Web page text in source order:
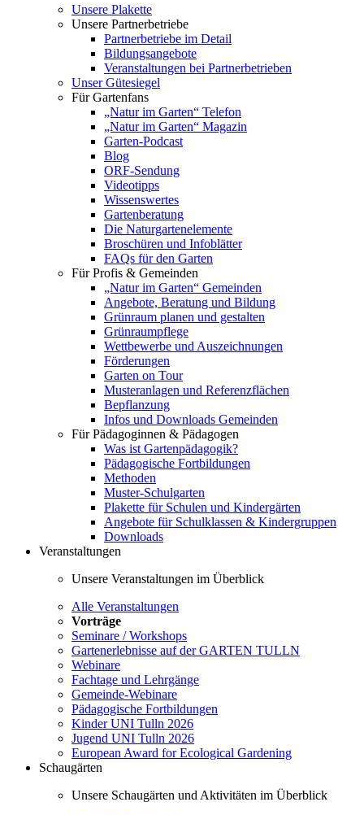
Unsere Plakette
Unsere Partnerbetriebe
Partnerbetriebe im Detail
Bildungsangebote
Veranstaltungen bei Partnerbetrieben
Unser Gütesiegel
Für Gartenfans
„Natur im Garten“ Telefon
„Natur im Garten“ Magazin
Garten-Podcast
Blog
ORF-Sendung
Videotipps
Wissenswertes
Gartenberatung
Die Naturgartenelemente
Broschüren und Infoblätter
FAQs für den Garten
Für Profis & Gemeinden
„Natur im Garten“ Gemeinden
Angebote, Beratung und Bildung
Grünraum planen und gestalten
Grünraumpflege
Wettbewerbe und Auszeichnungen
Förderungen
Garten on Tour
Musteranlagen und Referenzflächen
Bepflanzung
Infos und Downloads Gemeinden
Für Pädagoginnen & Pädagogen
Was ist Gartenpädagogik?
Pädagogische Fortbildungen
Methoden
Muster-Schulgarten
Plakette für Schulen und Kindergärten
Angebote für Schulklassen & Kindergruppen
Downloads
Veranstaltungen
Unsere Veranstaltungen im Überblick
Alle Veranstaltungen
Vorträge
Seminare / Workshops
Gartenerlebnisse auf der GARTEN TULLN
Webinare
Fachtage und Lehrgänge
Gemeinde-Webinare
Pädagogische Fortbildungen
Kinder UNI Tulln 2026
Jugend UNI Tulln 2026
European Award for Ecological Gardening
Schaugärten
Unsere Schaugärten und Aktivitäten im Überblick